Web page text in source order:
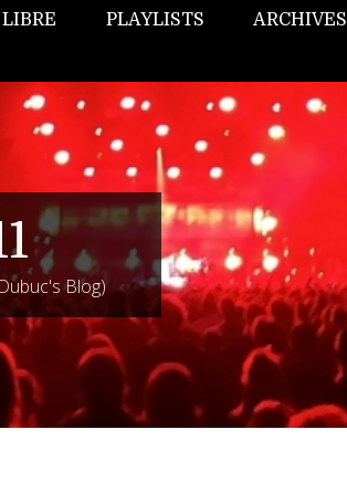
PLAYLISTS ARCHIVES
Blog)